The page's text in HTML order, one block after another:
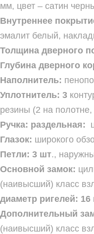
мм, цвет – сатин
Внутреннее
эмалит белый,
Толщина дверного
Глубина дверного
Наполнитель:
Уплотнитель: 3
резины (2 на
Ручка: раздельная:
Глазок: широкого
Петли: 3 шт.,
Основной замок:
(наивысший) класс
диаметр ригелей: 16
Дополнительный
(наивысший) класс